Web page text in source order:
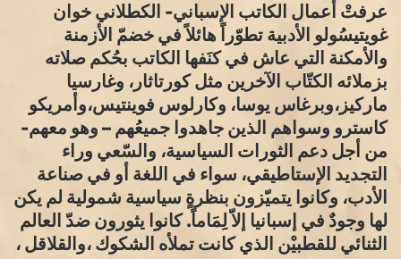
عرفتْ أعمال الكاتب الإسباني- الكطلاني خوان
غويتيسُولو الأدبية تطوّراً هائلاً في خضمّ الأزمنة
والأمكنة التي عاش في كنَفها الكاتب بحُكم صلاته
بزملائه الكتّاب الآخرين مثل كورتاثار، وغارسيا
ماركيز،وبرغاس يوسا، وكارلوس فوينتيس،وأمريكو
كاسترو وسواهم الذين جاهدوا جميعُهم – وهو معهم-
من أجل دعم الثورات السياسية، والسّعي وراء
التجديد الإستاطيقي، سواء في اللغة أو في صناعة
الأدب، وكانوا يتميّزون بنظرةٍ سياسية شمولية لم يكن
لها وجودٌ في إسبانيا إلاّ لِمَاماً. كانوا يثورون ضدّ العالم
الثنائي للقطبيْن الذي كانت تملأه الشكوك ،والقلاقل ،